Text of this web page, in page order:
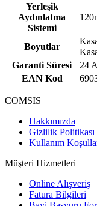
Yerleşik
Aydınlatma
Sistemi
Boyutlar
Garanti Süresi
24
EAN Kod
COMSIS
Hakkımızda
Gizlilik Politikası
Kullanım
Müşteri Hizmetleri
Online Alışveriş
Fatura Bilgileri